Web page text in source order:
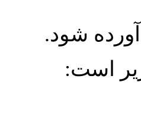
شود.
است: